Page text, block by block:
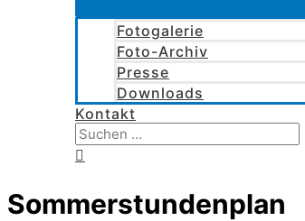
Fotogalerie
Foto-Archiv
Presse
Downloads
Kontakt
Suchen
nach:
Sommerstundenplan